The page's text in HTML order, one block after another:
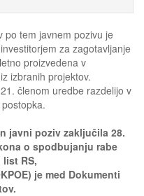
po tem javnem pozivu je
za zagotavljanje
proizvedena v
izbranih projektov.
členom uredbe razdelijo v
javni poziv zaključila 28.
o spodbujanju rabe
RS,
je med Dokumenti